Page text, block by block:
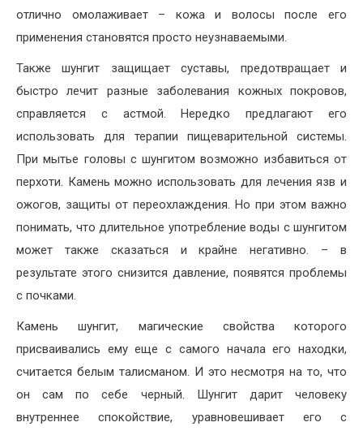
отлично омолаживает – кожа и волосы после его
применения становятся просто неузнаваемыми.
Также шунгит защищает суставы, предотвращает и
быстро лечит разные заболевания кожных покровов,
справляется с астмой. Нередко предлагают его
использовать для терапии пищеварительной системы.
При мытье головы с шунгитом возможно избавиться от
перхоти. Камень можно использовать для лечения язв и
ожогов, защиты от переохлаждения. Но при этом важно
понимать, что длительное употребление воды с шунгитом
может также сказаться и крайне негативно. – в
результате этого снизится давление, появятся проблемы
с почками.
Камень шунгит, магические свойства которого
присваивались ему еще с самого начала его находки,
считается белым талисманом. И это несмотря на то, что
он сам по себе черный. Шунгит дарит человеку
внутреннее спокойствие, уравновешивает его с